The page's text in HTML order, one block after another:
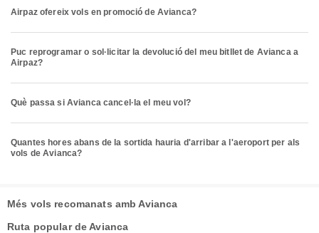
Airpaz ofereix vols en promoció de Avianca?
Puc reprogramar o sol·licitar la devolució del meu bitllet de Avianca a
Airpaz?
Què passa si Avianca cancel·la el meu vol?
Quantes hores abans de la sortida hauria d'arribar a l'aeroport per als
vols de Avianca?
Més vols recomanats amb Avianca
Ruta popular de Avianca